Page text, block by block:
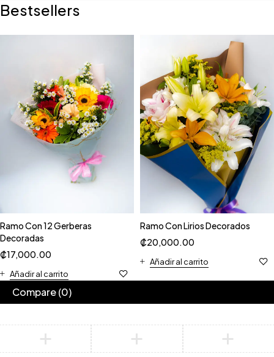
Bestsellers
Ramo Con 12 Gerberas
Decoradas
₡17,000.00
Añadir al carrito
Ramo Con Lirios Decorados
₡20,000.00
Añadir al carrito
Compare(0)